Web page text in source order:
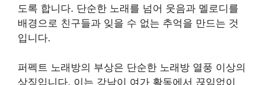
도록 합니다. 단순한 노래를 넘어 웃음과 멜로디를
배경으로 친구들과 잊을 수 없는 추억을 만드는 것
입니다.
퍼펙트 노래방의 부상은 단순한 노래방 열풍 이상의
상징입니다. 이는 강남이 여가 활동에서 끊임없이